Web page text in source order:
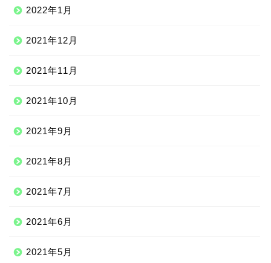
2022年1月
2021年12月
2021年11月
2021年10月
2021年9月
2021年8月
2021年7月
2021年6月
2021年5月